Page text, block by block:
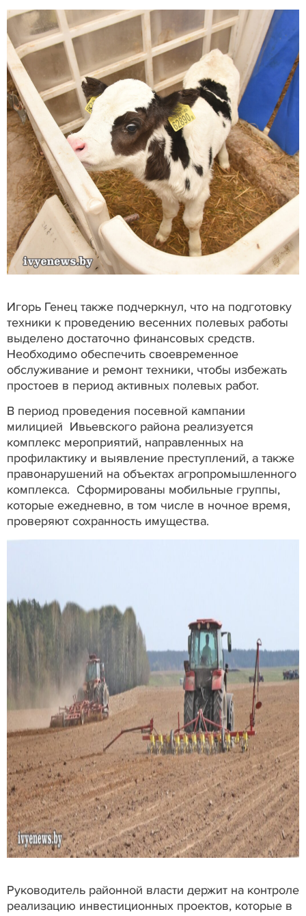
Игорь Генец также подчеркнул, что на подготовку
техники к проведению весенних полевых работы
выделено достаточно финансовых средств.
Необходимо обеспечить своевременное
обслуживание и ремонт техники, чтобы избежать
простоев в период активных полевых работ.
В период проведения посевной кампании
милицией Ивьевского района реализуется
комплекс мероприятий, направленных на
профилактику и выявление преступлений, а также
правонарушений на объектах агропромышленного
комплекса. Сформированы мобильные группы,
которые ежедневно, в том числе в ночное время,
проверяют сохранность имущества.
Руководитель районной власти держит на контроле
реализацию инвестиционных проектов, которые в